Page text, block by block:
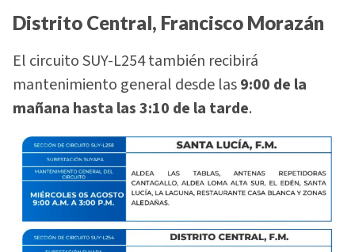
Distrito Central, Francisco Morazán
El circuito SUY-L254 también recibirá
mantenimiento general desde las9:00 de la
mañana hasta las 3:10 de la tarde.